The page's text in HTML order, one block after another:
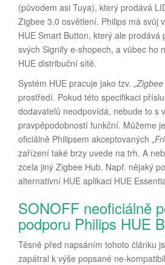
(původem asi Tuya), který prodává
Zigbee 3.0 osvětlení. Philips má svůj
HUE Smart Button, který ale prodává
svých Signify e-shopech, a vůbec ho
HUE distribuční sítě.
Systém HUE pracuje jako tzv. „
prostředí. Pokud této specifikaci
dodavatelů neodpovídá, nebude to s
pravpěpodobností funkční. Můžeme
oficiálně Philipsem akceptovaných „
zařízení také brzy uvede na trh. A
zcela jiný Zigbee Hub. Např. nějaký
alternativní HUE aplikaci HUE
SONOFF neoficiálně
podporu Philips HUE
Těsně před napsáním tohoto článku
zapátral k výše popsané ne-